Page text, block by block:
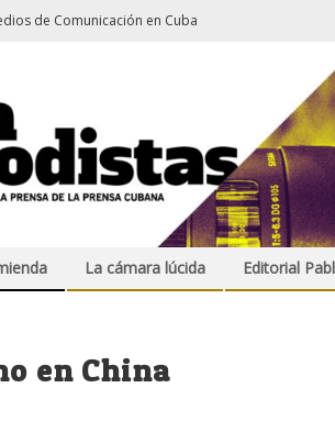
de Comunicación en Cuba
La cámara lúcida Editorial
en China